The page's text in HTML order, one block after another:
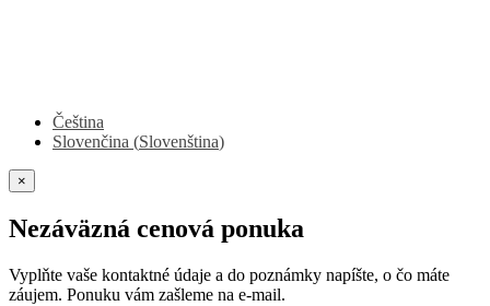
Čeština
Slovenčina (Slovenština)
×
Nezáväzná cenová ponuka
Vyplňte vaše kontaktné údaje a do poznámky napíšte, o čo máte
záujem. Ponuku vám zašleme na e-mail.